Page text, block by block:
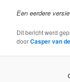
Een eerdere
Dit bericht werd
doorCasper van